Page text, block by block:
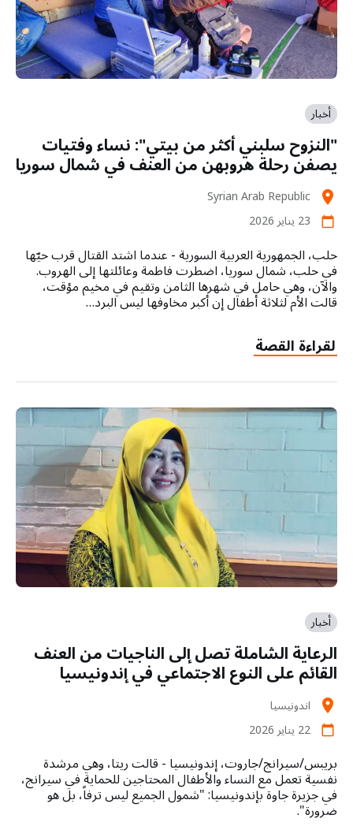
أخبار
"النزوح سلبني أكثر من بيتي": نساء وفتيات
يصفن رحلة هروبهن من العنف في شمال سوريا
location_on
Syrian Arab Republic
calendar_today 23 يناير 2026
حلب، الجمهورية العربية السورية - عندما اشتد القتال قرب حيّها
في حلب، شمال سوريا، اضطرت فاطمة وعائلتها إلى الهروب.
والآن، وهي حامل في شهرها الثامن وتقيم في مخيم مؤقت،
قالت الأم لثلاثة أطفال إن أكبر مخاوفها ليس البرد…
لقراءة القصة
أخبار
الرعاية الشاملة تصل إلى الناجيات من العنف
القائم على النوع الاجتماعي في إندونيسيا
location_on اندونيسيا
calendar_today 22 يناير 2026
بريبس/سيرانج/جاروت، إندونيسيا - قالت ريتا، وهي مرشدة
نفسية تعمل مع النساء والأطفال المحتاجين للحماية في سيرانج،
في جزيرة جاوة بإندونيسيا: "شمول الجميع ليس ترفاً، بل هو
ضرورة".